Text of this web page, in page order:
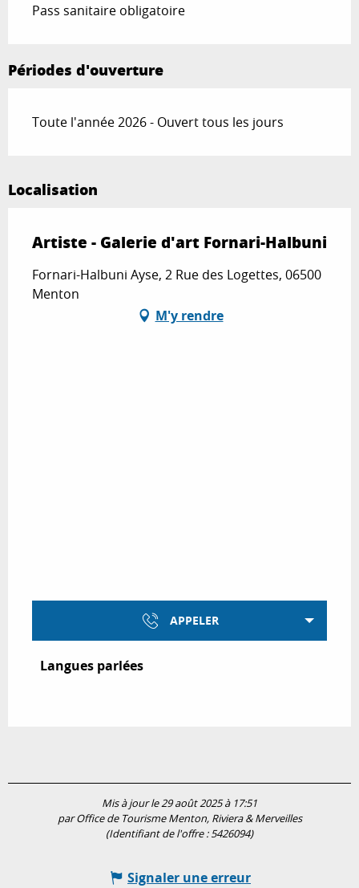
Pass sanitaire obligatoire
Périodes d'ouverture
Toute l'année 2026 - Ouvert tous les jours
Localisation
Artiste - Galerie d'art Fornari-Halbuni
Fornari-Halbuni Ayse, 2 Rue des Logettes, 06500
Menton
M'y rendre
APPELER
Langues parlées
Langues parlées
Mis à jour le 29 août 2025 à 17:51
par Office de Tourisme Menton, Riviera & Merveilles
(Identifiant de l'offre :5426094)
Signaler une erreur